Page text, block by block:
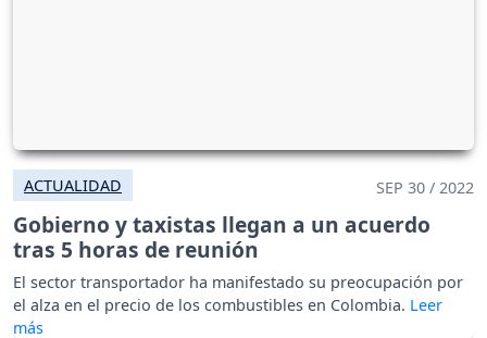
ACTUALIDAD SEP 30 / 2022
Gobierno y taxistas llegan a un acuerdo
tras 5 horas de reunión
El sector transportador ha manifestado su preocupación por
el alza en el precio de los combustibles en Colombia.